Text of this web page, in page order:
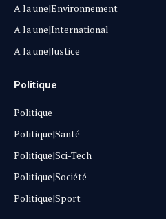
A la une|Environnement
A la une|International
A la une|Justice
Politique
Politique
Politique|Santé
Politique|Sci-Tech
Politique|Société
Politique|Sport